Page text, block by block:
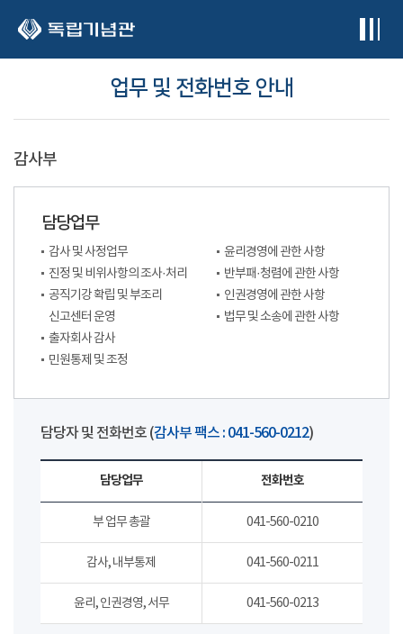
업무 및 전화번호 안내
감사부
담당업무
감사 및 사정업무
진정 및 비위사항의 조사·처리
공직기강 확립 및 부조리
신고센터 운영
출자회사 감사
민원통제 및 조정
윤리경영에 관한 사항
반부패·청렴에 관한 사항
인권경영에 관한 사항
법무 및 소송에 관한 사항
담당자 및 전화번호 (감사부 팩스 : 041-560-0212)
담당업무 전화번호
부 업무 총괄 041-560-0210
감사, 내부통제 041-560-0211
윤리, 인권경영, 서무 041-560-0213